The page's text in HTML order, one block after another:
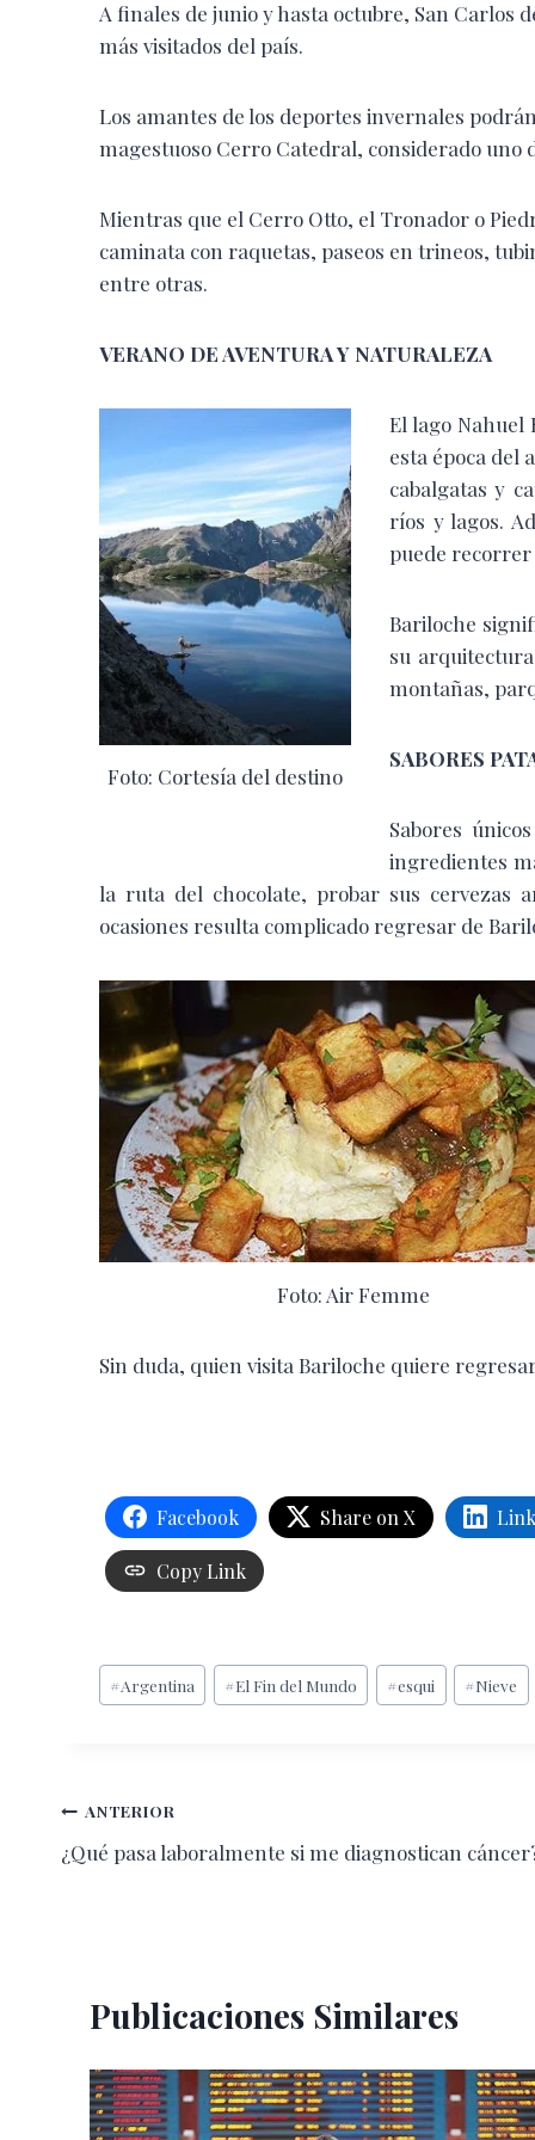
A finales de junio y hasta octubre, San Carlos
más visitados del país.
Los amantes de los deportes invernales
magestuoso Cerro Catedral, considerado uno
Mientras que el Cerro Otto, el Tronador o
caminata con raquetas, paseos en trineos,
entre otras.
VERANO DE AVENTURA Y NATURALEZA
Foto: Cortesía del destino
El lago Nahuel
esta época del
cabalgatas y
ríos y lagos.
puede recorrer
Bariloche
su
montañas,
SABORES
Sabores
ingredientes
la ruta del chocolate, probar sus cervezas
ocasiones resulta complicado regresar de
Foto: Air Femme
Sin duda, quien visita Bariloche quiere
Facebook Share on X
Copy Link
Etiquetas
de
#Argentina #El Fin del Mundo #esqui #Nieve
Navegación
de
ANTERIOR
¿Qué pasa laboralmente si me diagnostican
Publicaciones Similares